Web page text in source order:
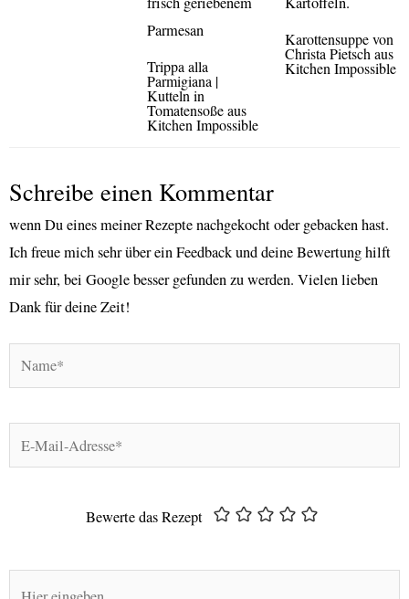
Trippa alla
Parmigiana |
Kutteln in
Tomatensoße aus
Kitchen Impossible
Karottensuppe von
Christa Pietsch aus
Kitchen Impossible
Schreibe einen Kommentar
wenn Du eines meiner Rezepte nachgekocht oder gebacken hast.
Ich freue mich sehr über ein Feedback und deine Bewertung hilft
mir sehr, bei Google besser gefunden zu werden. Vielen lieben
Dank für deine Zeit!
Name*
Mail-
Bewerte das Rezept